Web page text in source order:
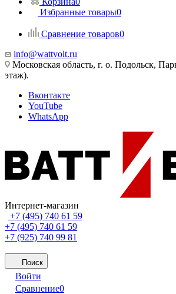
Избранные товары0
Сравнение товаров0
info@wattvolt.ru
Московская область, г. о. Подольск,
этаж).
Вконтакте
YouTube
WhatsApp
Интернет-магазин
+7 (495) 740 61 59
+7 (495) 740 61 59
+7 (925) 740 99 81
Поиск
Войти
Сравнение0